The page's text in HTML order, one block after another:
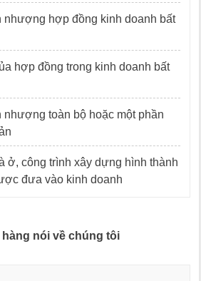
nhượng hợp đồng kinh doanh bất
hợp đồng trong kinh doanh bất
toàn bộ hoặc một phần
ở, công trình xây dựng hình thành
đưa vào kinh doanh
hàng nói về chúng tôi